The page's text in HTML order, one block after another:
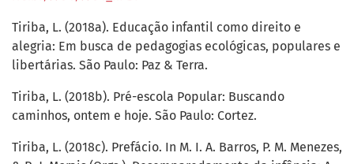
Tiriba, L. (2018a). Educação infantil como direito e
alegria: Em busca de pedagogias ecológicas, populares e
libertárias. São Paulo: Paz & Terra.
Tiriba, L. (2018b). Pré-escola Popular: Buscando
caminhos, ontem e hoje. São Paulo: Cortez.
Tiriba, L. (2018c). Prefácio. In M. I. A. Barros, P. M. Menezes,